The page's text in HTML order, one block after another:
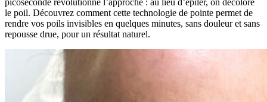
le poil. Découvrez comment cette technologie de pointe permet de
rendre vos poils invisibles en quelques minutes, sans douleur et sans
repousse drue, pour un résultat naturel.